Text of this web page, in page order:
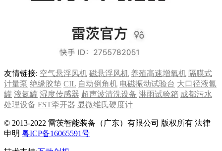
友情链接: 空气悬浮风机 磁悬浮风机 养殖高速增氧机 隔膜式
计量泵 绝缘胶垫 CIL 自动倒角机 电磁振动试验台 大口径液氮
罐 液氮罐 湿度传感器 超声波清洗设备 淋雨试验箱 成都污水
处理设备 FST牵开器 显微维氏硬度计
© 2013-2022 雷茨智能装备（广东）有限公司 版权所有 法律
申明 粤ICP备16065591号